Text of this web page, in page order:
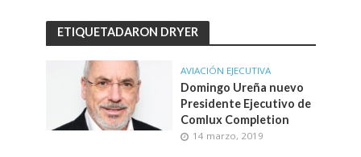
ETIQUETADARON DRYER
AVIACIÓN EJECUTIVA
Domingo Ureña nuevo
Presidente Ejecutivo de
Comlux Completion
14 marzo, 2019